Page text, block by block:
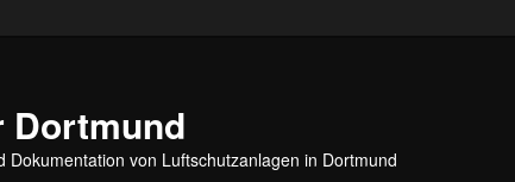
Dortmund
Dokumentation von Luftschutzanlagen in Dortmund